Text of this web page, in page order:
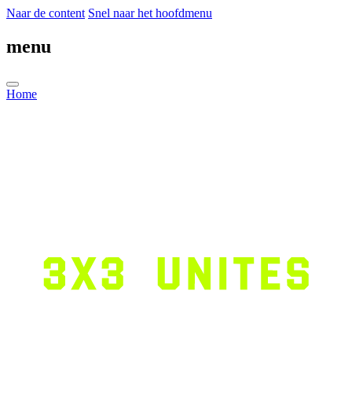
Naar de content Snel naar het hoofdmenu
menu
Home